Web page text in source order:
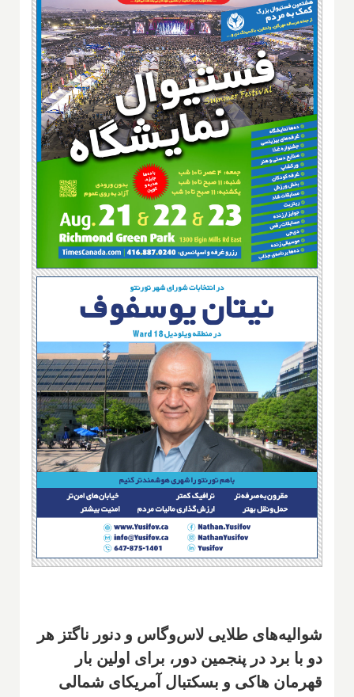
شوالیه‌های طلایی لاس‌وگاس و دنور ناگتز هر
دو با برد در پنجمین دور، برای اولین بار
قهرمان هاکی و بسکتبال آمریکای شمالی